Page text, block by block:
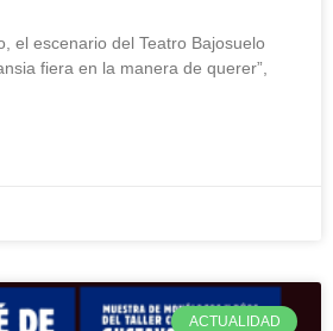
el escenario del Teatro Bajosuelo
fiera en la manera de querer”,
ACTUALIDAD